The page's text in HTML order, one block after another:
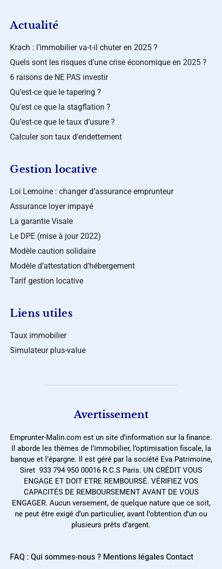
Actualité
Krach : l’immobilier va-t-il chuter en 2025 ?
Quels sont les risques d’une crise économique en 2025 ?
6 raisons de NE PAS investir
Qu’est-ce que le tapering ?
Qu’est ce que la stagflation ?
Qu’est-ce que le taux d’usure ?
Calculer son taux d’endettement
Gestion locative
Loi Lemoine : changer d’assurance emprunteur
Assurance loyer impayé
La garantie Visale
Le DPE (mise à jour 2022)
Modèle caution solidaire
Modèle d’attestation d’hébergement
Tarif gestion locative
Liens utiles
Taux immobilier
Simulateur plus-value
Avertissement
Emprunter-Malin.com est un site d’information sur la finance.
Il aborde les thèmes de l’immobilier, l’optimisation fiscale, la
banque et l’épargne. Il est géré par la société Eva Patrimoine,
Siret 933 794 950 00016 R.C.S Paris. UN CRÉDIT VOUS
ENGAGE ET DOIT ETRE REMBOURSÉ. VÉRIFIEZ VOS
CAPACITÉS DE REMBOURSEMENT AVANT DE VOUS
ENGAGER. Aucun versement, de quelque nature que ce soit,
ne peut être exigé d’un particulier, avant l’obtention d’un ou
plusieurs prêts d’argent.
FAQ : Qui sommes-nous ? Mentions légales Contact